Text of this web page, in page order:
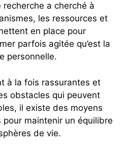
a cherché à
les ressources et
en place pour
parfois agitée qu’est la
personnelle.
à la fois rassurantes et
obstacles qui peuvent
il existe des moyens
maintenir un équilibre
de vie.